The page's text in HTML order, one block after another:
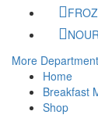
More
Home
Breakfast
Shop